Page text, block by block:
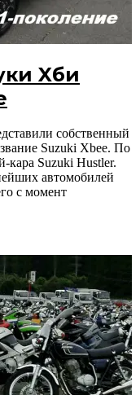
Xби
собственный
Suzuki Xbee. По
кара Suzuki Hustler.
автомобилей
с момент